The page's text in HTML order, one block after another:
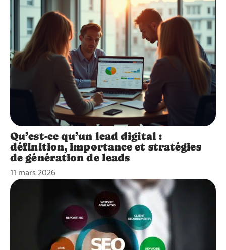
Qu’est-ce qu’un lead digital :
définition, importance et stratégies
de génération de leads
11 mars 2026